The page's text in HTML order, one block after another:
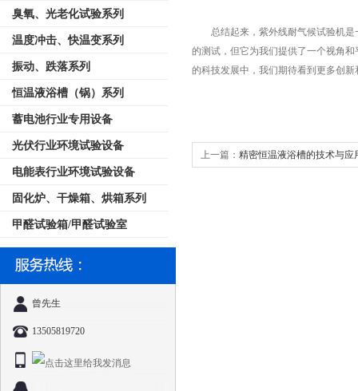
臭氧、光老化试验系列
温度冲击、快温变系列
振动、跌落系列
恒温液浴槽（锅）系列
蓄电池行业专用设备
光伏行业环境试验设备
电能表行业环境试验设备
固化炉、干燥箱、烘箱系列
甲醛试验箱/甲醛试验室
曾先生
13505819720
总结起来，紫外线耐气候试验机是
的测试，但它为我们提供了一个视角
的科技发展中，我们期待看到更多创
上一篇： 精密恒温液浴槽的技术与应